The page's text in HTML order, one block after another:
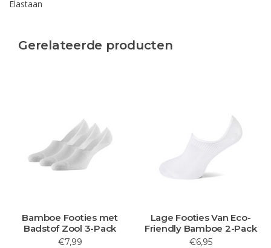
Elastaan
Gerelateerde producten
Bamboe Footies met
Badstof Zool 3-Pack
€7,99
Lage Footies Van Eco-
Friendly Bamboe 2-Pack
€6,95